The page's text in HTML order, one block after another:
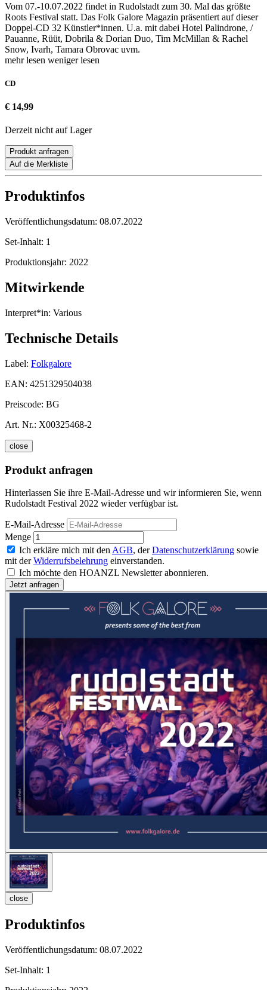
Vom 07.-10.07.2022 findet in Rudolstadt zum 30. Mal das größte
Roots Festival statt. Das Folk Galore Magazin präsentiert auf dieser
Doppel-CD 32 Künstler*innen. U.a. mit dabei Hotel Palindrone, /
Pauanne, Rüüt, Dobrila & Dorian Duo, Tim McMillan & Rachel
Snow, Ivarh, Tamara Obrovac uvm.
mehr lesen weniger lesen
CD
€ 14,99
Derzeit nicht auf Lager
Produkt anfragen
Auf die Merkliste
Produktinfos
Veröffentlichungsdatum: 08.07.2022
Set-Inhalt: 1
Produktionsjahr: 2022
Mitwirkende
Interpret*in: Various
Technische Details
Label: Folkgalore
EAN: 4251329504038
Preiscode: BG
Art. Nr.: X00325468-2
close
Produkt anfragen
Hinterlassen Sie ihre E-Mail-Adresse und wir informieren Sie, wenn
Rudolstadt Festival 2022 wieder verfügbar ist.
E-Mail-Adresse
Menge
Ich erkläre mich mit den AGB, derDatenschutzerklärung sowie
mit derWiderrufsbelehrung einverstanden.
Ich möchte den HOANZL Newsletter abonnieren.
close
Produktinfos
Veröffentlichungsdatum: 08.07.2022
Set-Inhalt: 1